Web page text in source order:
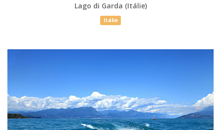
Lago di Garda (Itálie)
Itálie